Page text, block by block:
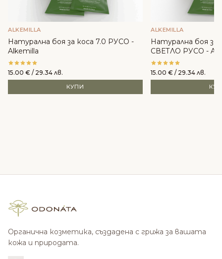
ALKEMILLA
Натурална боя за коса 7.0 РУСО -
Alkemilla
15.00 € / 29.34 лв.
КУПИ
ALKEMILLA
Натурална боя
СВЕТЛО РУСО -
15.00 € / 29.34 лв.
Органична козметика, създадена с грижа за вашата
кожа и природата.